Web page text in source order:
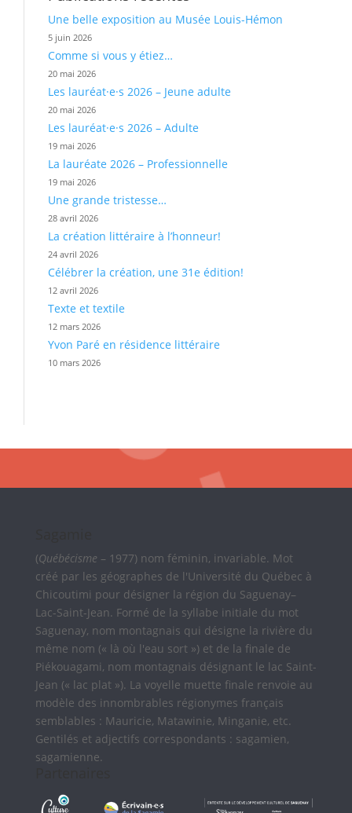
Une belle exposition au Musée Louis-Hémon
5 juin 2026
Comme si vous y étiez…
20 mai 2026
Les lauréat·e·s 2026 – Jeune adulte
20 mai 2026
Les lauréat·e·s 2026 – Adulte
19 mai 2026
La lauréate 2026 – Professionnelle
19 mai 2026
Une grande tristesse…
28 avril 2026
La création littéraire à l’honneur!
24 avril 2026
Célébrer la création, une 31e édition!
12 avril 2026
Texte et textile
12 mars 2026
Yvon Paré en résidence littéraire
10 mars 2026
(Québécisme – 1977) nom féminin, invariable. Mot
créé par les géographes de l'Université du Québec à
Chicoutimi pour désigner la région du Saguenay–
Lac-Saint-Jean. Formé de la syllabe initiale du mot
Saguenay, nom montagnais qui désigne la rivière du
même nom (« là où l'eau sort ») et de la finale de
Piékouagami, nom montagnais désignant le lac Saint-
Jean (« lac plat »). La voyelle muette finale renvoie au
modèle des innombrables régionymes français
semblables : Mauricie, Matawinie, Minganie, etc.
Gentilés et adjectifs correspondants : sagamien,
sagamienne.